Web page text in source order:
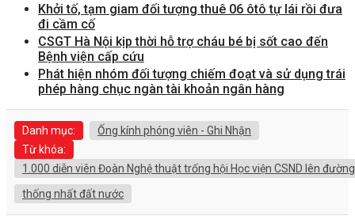
Khởi tố, tạm giam đối tượng thuê 06 ôtô tự lái rồi đưa
đi cầm cố
CSGT Hà Nội kịp thời hỗ trợ cháu bé bị sốt cao đến
Bệnh viện cấp cứu
Phát hiện nhóm đối tượng chiếm đoạt và sử dụng trái
phép hàng chục ngàn tài khoản ngân hàng
Danh mục:
Ống kính phóng viên - Ghi Nhận
Từ khóa:
1.000 diễn viên Đoàn Nghệ thuật trống hội Học viện CSND lên
thống nhất đất nước